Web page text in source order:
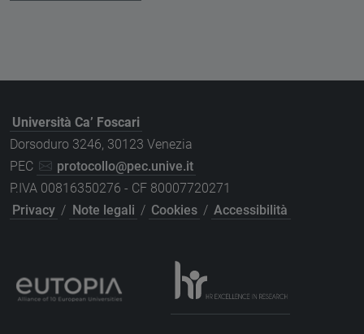
Università Ca’ Foscari
Dorsoduro 3246, 30123 Venezia
PEC
protocollo@pec.unive.it
P.IVA 00816350276 - CF 80007720271
Privacy / Note legali / Cookies / Accessibilità